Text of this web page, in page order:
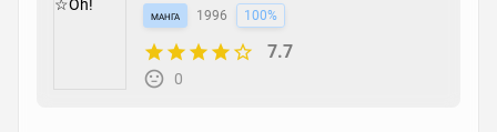
манга 1996 100%
7.7
0